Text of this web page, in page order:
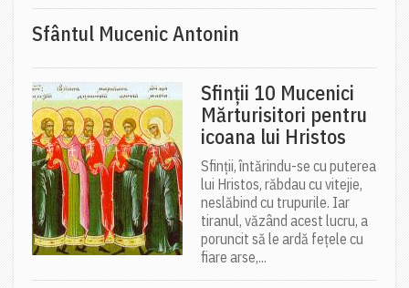
Sfântul Mucenic Antonin
Sfinții 10 Mucenici
Mărturisitori pentru
icoana lui Hristos
Sfinții, întărindu-se cu puterea
lui Hristos, răbdau cu vitejie,
neslăbind cu trupurile. Iar
tiranul, văzând acest lucru, a
poruncit să le ardă fețele cu
fiare arse,...